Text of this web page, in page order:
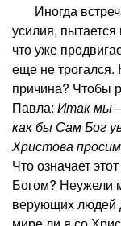
Иногда
усилия, пытается
что уже
еще не трогался.
причина? Чтобы
Павла: Итак мы
как бы Сам Бог
Христова
Что означает
Богом? Неужели
верующих людей